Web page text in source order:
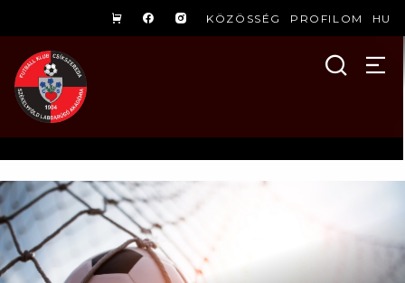
KÖZÖSSÉG PROFILOM HU